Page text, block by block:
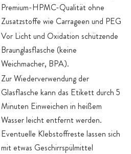
Premium-HPMC-Qualität ohne
Zusatzstoffe wie Carrageen und PEG
Vor Licht und Oxidation schützende
Braunglasflasche (keine
Weichmacher, BPA).
Zur Wiederverwendung der
Glasflasche kann das Etikett durch 5
Minuten Einweichen in heißem
Wasser leicht entfernt werden.
Eventuelle Klebstoffreste lassen sich
mit etwas Geschirrspülmittel